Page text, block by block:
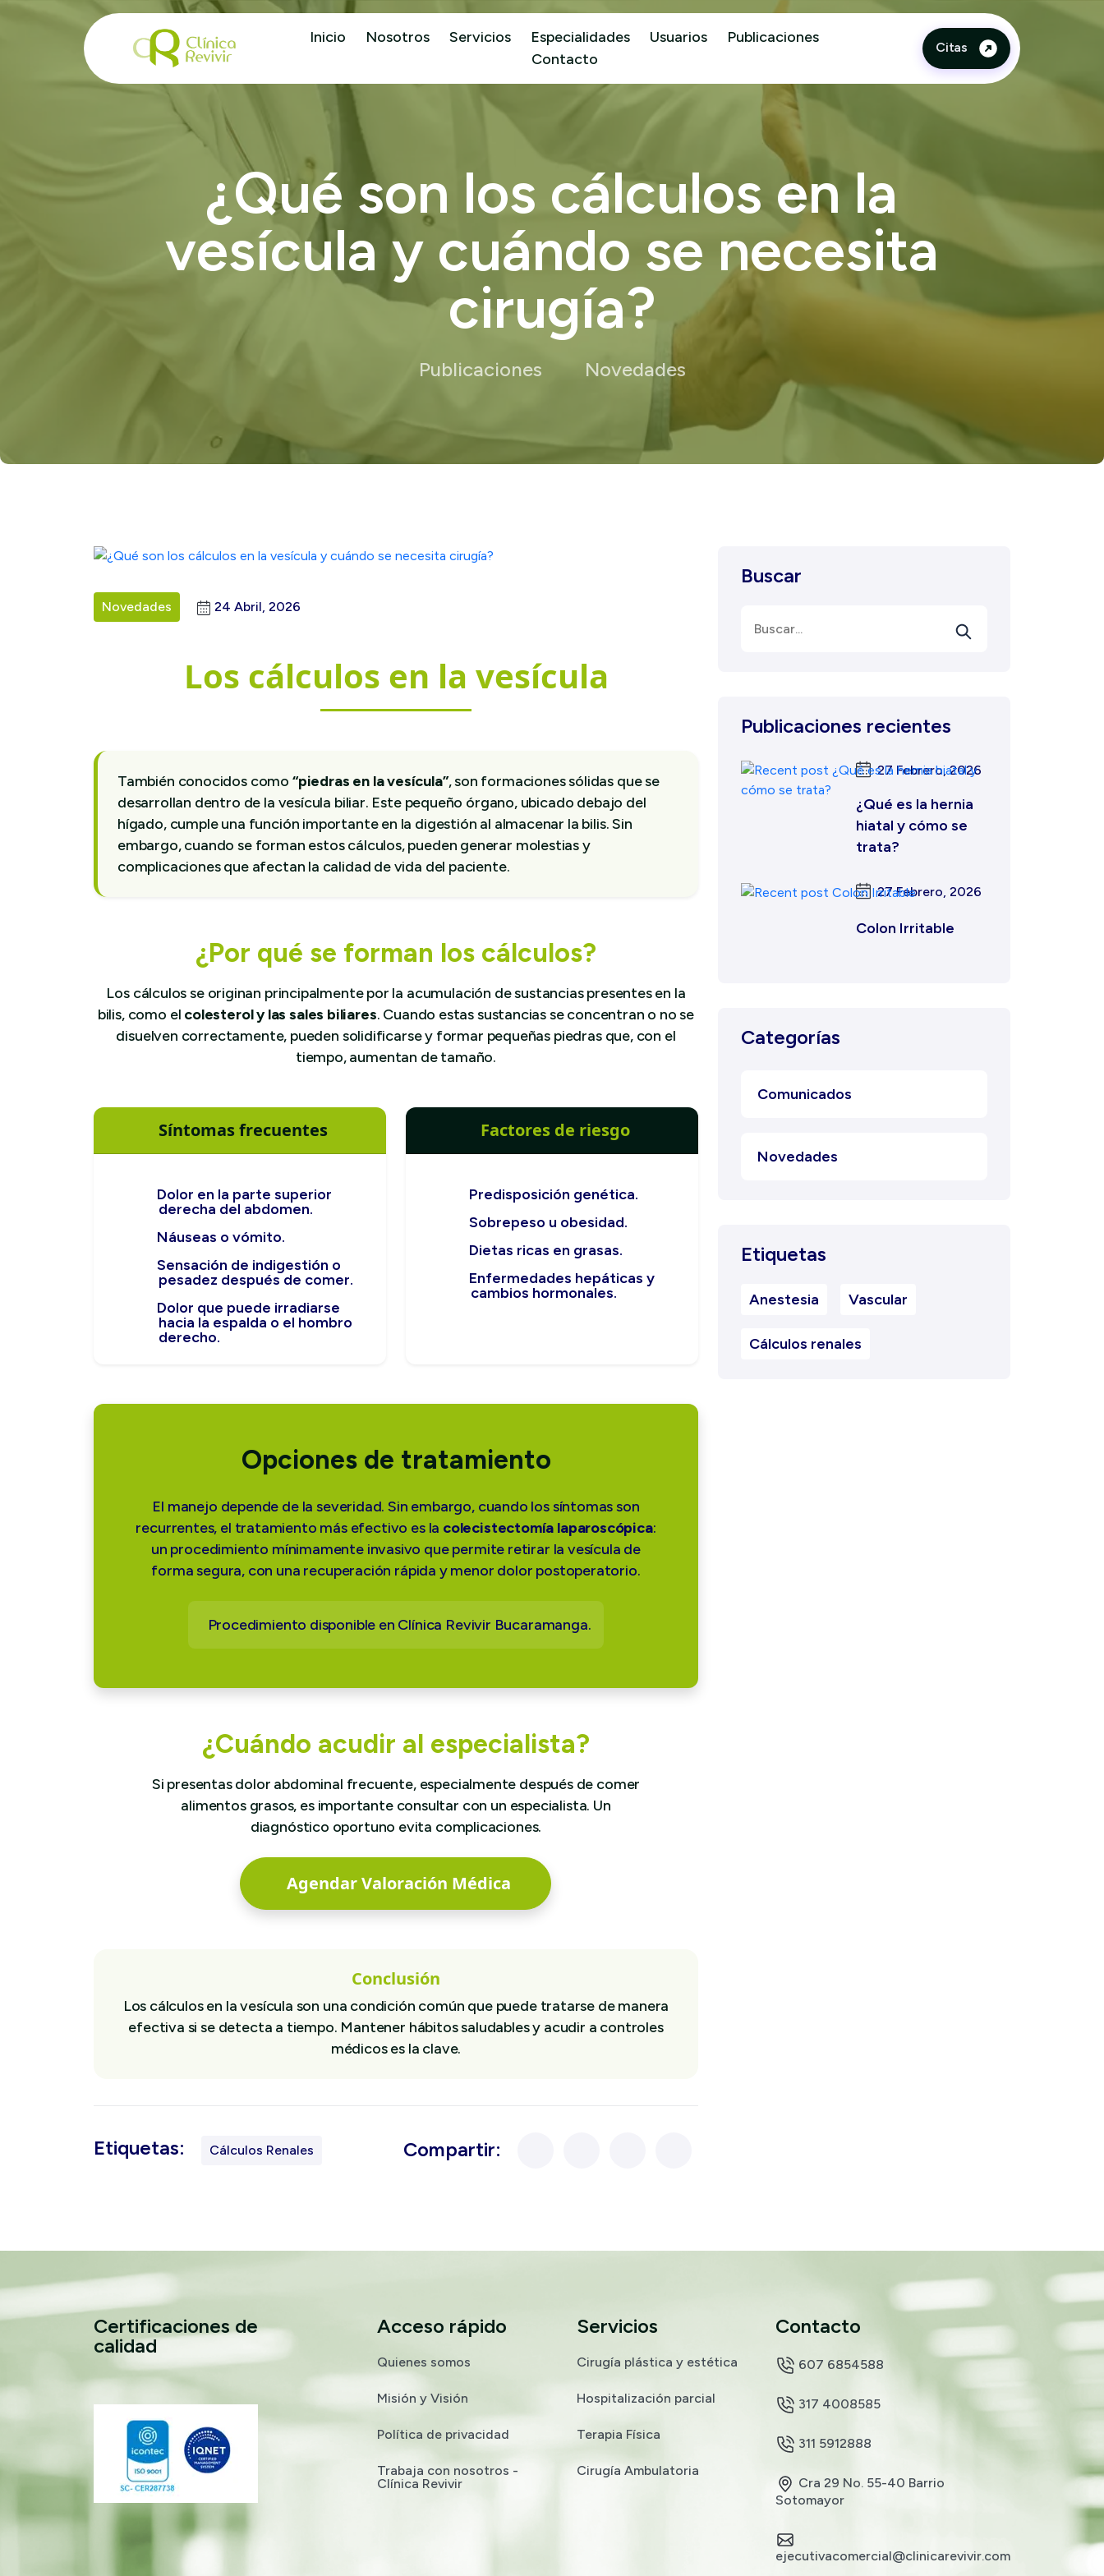
Inicio Nosotros Servicios Especialidades Usuarios
Publicaciones
Contacto
Citas
¿Qué son los cálculos en la
vesícula y cuándo se necesita
cirugía?
Publicaciones Novedades
Novedades 24 Abril, 2026
Los cálculos en la vesícula
También conocidos como “piedras en la vesícula”, son formaciones sólidas que se
desarrollan dentro de la vesícula biliar. Este pequeño órgano, ubicado debajo del
hígado, cumple una función importante en la digestión al almacenar la bilis. Sin
embargo, cuando se forman estos cálculos, pueden generar molestias y
complicaciones que afectan la calidad de vida del paciente.
¿Por qué se forman los cálculos?
Los cálculos se originan principalmente por la acumulación de sustancias presentes en la
bilis, como el colesterol y las sales biliares. Cuando estas sustancias se concentran o no se
disuelven correctamente, pueden solidificarse y formar pequeñas piedras que, con el
tiempo, aumentan de tamaño.
Síntomas frecuentes
Dolor en la parte superior
derecha del abdomen.
Náuseas o vómito.
Sensación de indigestión o
pesadez después de comer.
Dolor que puede irradiarse
hacia la espalda o el hombro
derecho.
Factores de riesgo
Predisposición genética.
Sobrepeso u obesidad.
Dietas ricas en grasas.
Enfermedades hepáticas y
cambios hormonales.
Opciones de tratamiento
El manejo depende de la severidad. Sin embargo, cuando los síntomas son
recurrentes, el tratamiento más efectivo es la colecistectomía laparoscópica:
un procedimiento mínimamente invasivo que permite retirar la vesícula de
forma segura, con una recuperación rápida y menor dolor postoperatorio.
Procedimiento disponible en Clínica Revivir Bucaramanga.
¿Cuándo acudir al especialista?
Si presentas dolor abdominal frecuente, especialmente después de comer
alimentos grasos, es importante consultar con un especialista. Un
diagnóstico oportuno evita complicaciones.
Agendar Valoración Médica
Conclusión
Los cálculos en la vesícula son una condición común que puede tratarse de manera
efectiva si se detecta a tiempo. Mantener hábitos saludables y acudir a controles
médicos es la clave.
Etiquetas: Cálculos Renales Compartir:
Buscar
Publicaciones recientes
27 Febrero, 2026
¿Qué es la hernia
hiatal y cómo se
trata?
27 Febrero, 2026
Colon Irritable
Categorías
Comunicados
Novedades
Etiquetas
Anestesia Vascular
Cálculos renales
Certificaciones de
calidad
Acceso rápido
Quienes somos
Misión y Visión
Política de privacidad
Trabaja con nosotros -
Clínica Revivir
Servicios
Cirugía plástica y estética
Hospitalización parcial
Terapia Física
Cirugía Ambulatoria
Contacto
607 6854588
317 4008585
311 5912888
Cra 29 No. 55-40 Barrio
Sotomayor
ejecutivacomercial@clinicarevivir.com